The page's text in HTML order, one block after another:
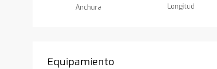
Anchura Longitud
Equipamiento